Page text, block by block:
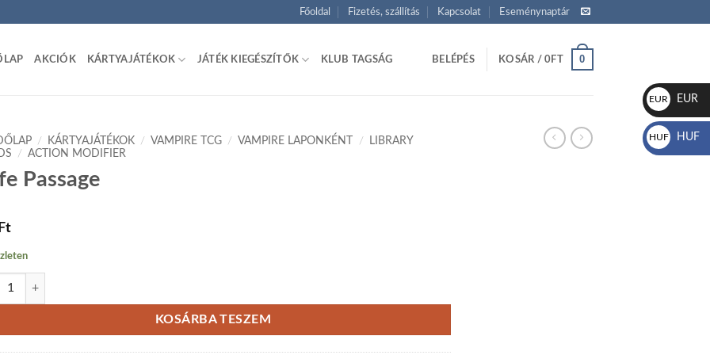
Főoldal Fizetés, szállítás Kapcsolat Eseménynaptár
AKCIÓK KÁRTYAJÁTÉKOK JÁTÉK KIEGÉSZÍTŐK KLUB TAGSÁG BELÉPÉS KOSÁR /0FT 0
/ KÁRTYAJÁTÉKOK / VAMPIRE TCG / VAMPIRE LAPONKÉNT /
LIBRARY
/ ACTION MODIFIER
Passage
Ft
Passage mennyiség
KOSÁRBA TESZEM
EUR
€
EUR
HUF
Ft
HUF